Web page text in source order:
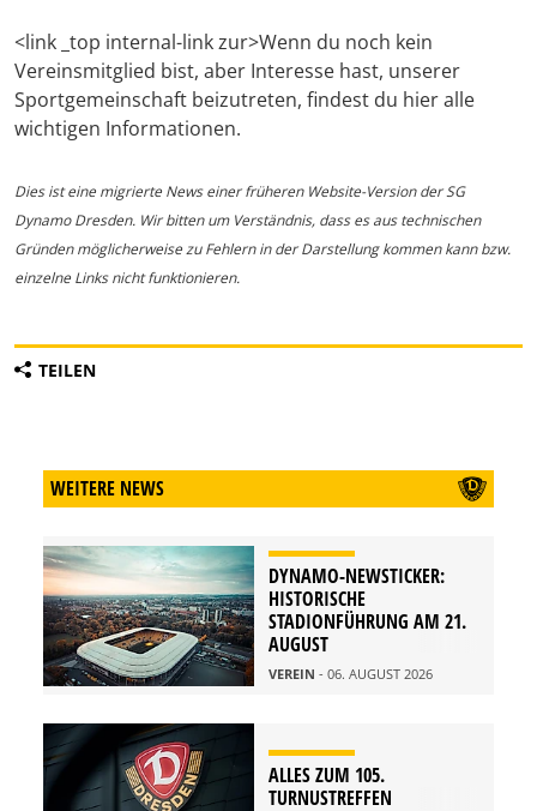
<link _top internal-link zur>Wenn du noch kein
Vereinsmitglied bist, aber Interesse hast, unserer
Sportgemeinschaft beizutreten, findest du hier alle
wichtigen Informationen.
Dies ist eine migrierte News einer früheren Website-Version der SG
Dynamo Dresden. Wir bitten um Verständnis, dass es aus technischen
Gründen möglicherweise zu Fehlern in der Darstellung kommen kann bzw.
einzelne Links nicht funktionieren.
TEILEN
WEITERE NEWS
DYNAMO-NEWSTICKER:
HISTORISCHE
STADIONFÜHRUNG AM 21.
AUGUST
VEREIN - 06. AUGUST 2026
ALLES ZUM 105.
TURNUSTREFFEN